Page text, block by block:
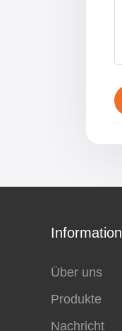
Information
Über uns
Produkte
Nachricht